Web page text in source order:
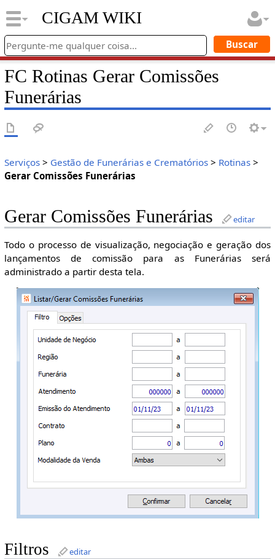
CIGAM WIKI
FC Rotinas Gerar Comissões
Funerárias
Serviços> Gestão de Funerárias e Crematórios> Rotinas>
Gerar Comissões Funerárias
Gerar Comissões Funerárias editar
Todo o processo de visualização, negociação e geração dos
lançamentos de comissão para as Funerárias será
administrado a partir desta tela.
Filtros editar